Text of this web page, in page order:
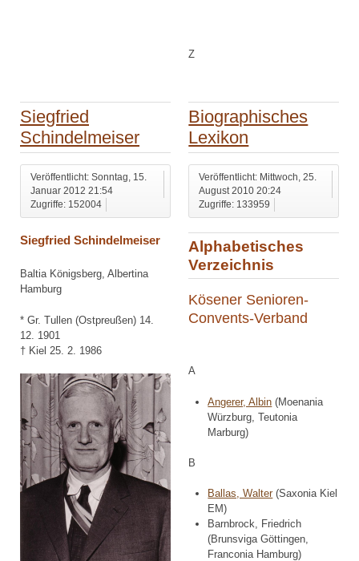
Z
Siegfried
Schindelmeiser
Veröffentlicht: Sonntag, 15.
Januar 2012 21:54
Zugriffe: 152004
Siegfried Schindelmeiser
Baltia Königsberg, Albertina
Hamburg
* Gr. Tullen (Ostpreußen) 14.
12. 1901
† Kiel 25. 2. 1986
Biographisches
Lexikon
Veröffentlicht: Mittwoch, 25.
August 2010 20:24
Zugriffe: 133959
Alphabetisches
Verzeichnis
Kösener Senioren-
Convents-Verband
A
Angerer, Albin (Moenania
Würzburg, Teutonia
Marburg)
B
Ballas, Walter (Saxonia Kiel
EM)
Barnbrock, Friedrich
(Brunsviga Göttingen,
Franconia Hamburg)